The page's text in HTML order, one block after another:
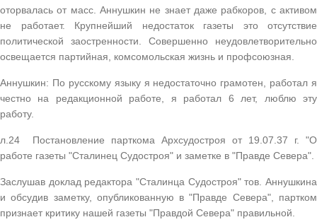
оторвалась от масс. Аннушкин не знает даже рабкоров, с активом
не работает. Крупнейший недостаток газеты это отсутствие
политической заостренности. Совершенно неудовлетворительно
освещается партийная, комсомольская жизнь и профсоюзная.
Аннушкин: По русскому языку я недостаточно грамотен, работал я
честно на редакционной работе, я работал 6 лет, люблю эту
работу.
л.24 Постановление парткома Архсудостроя от 19.07.37 г. "О
работе газеты "Сталинец Судостроя" и заметке в "Правде Севера".
Заслушав доклад редактора "Сталинца Судостроя" тов. Аннушкина
и обсудив заметку, опубликованную в "Правде Севера", партком
признает критику нашей газеты "Правдой Севера" правильной.